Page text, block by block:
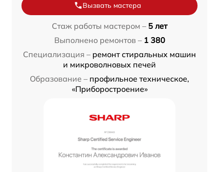
Вызвать мастера
Стаж работы мастером – 5 лет
Выполнено ремонтов – 1 380
Специализация – ремонт стиральных машин
и микроволновых печей
Образование – профильное техническое,
«Приборостроение»